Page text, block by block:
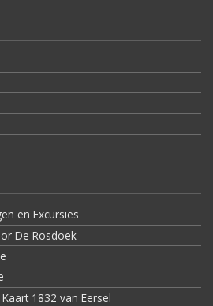
en Excursies
De Rosdoek
1832 van Eersel